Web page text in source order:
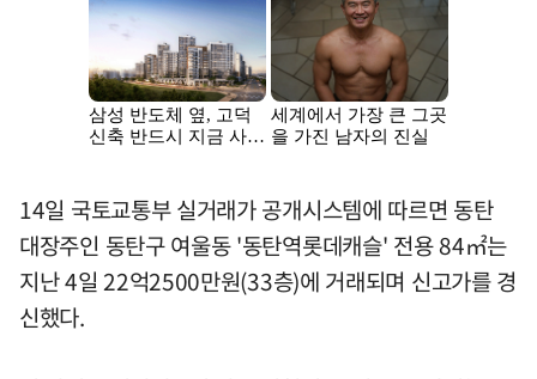
14일 국토교통부 실거래가 공개시스템에 따르면 동탄
대장주인 동탄구 여울동 '동탄역롯데캐슬' 전용 84㎡는
지난 4일 22억2500만원(33층)에 거래되며 신고가를 경
신했다.